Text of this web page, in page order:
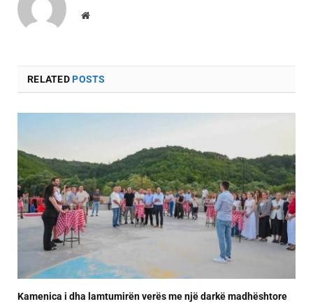
Website
RELATEDPOSTS
Kamenica i dha lamtumirën verës me një darkë madhështore